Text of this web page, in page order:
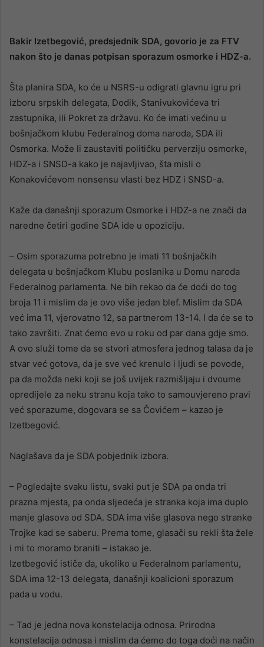
Bakir Izetbegović, predsjednik SDA, govorio je za FTV
nakon što je danas potpisan sporazum osmorke i HDZ-a.
Šta planira SDA, ko će u NSRS-u odigrati glavnu igru pri
izboru srpskih delegata, Dodik, Stanivukovićeva tri
zastupnika, ili Pokret za državu. Ko će imati većinu u
bošnjačkom klubu Federalnog doma naroda, SDA ili
Osmorka. Može li zaustaviti političku perverziju osmorke,
HDZ-a i SNSD-a kako je najavljivao, šta misli o
Konakovićevom nonsensu vlasti bez HDZ i SNSD-a.
Kaže da današnji sporazum Osmorke i HDZ-a ne znači da
naredne četiri godine SDA ide u opoziciju.
– Osim sporazuma potrebno je imati 11 bošnjačkih
delegata u bošnjačkom Klubu poslanika u Domu naroda
Federalnog parlamenta. Ne bih rekao da će doći do tog
broja 11 i mislim da je ovo više jedan blef. Mislim da SDA
već ima 11, vjerovatno 12, sa partnerom 13-14. I da će se to
tako završiti. Znat ćemo evo u roku od par dana gdje smo.
A ovo služi tome da se stvori atmosfera jednog talasa da je
stvar već gotova, da je sve već krenulo i ljudi se povode,
pa da možda neki koji se još uvijek razmišljaju i dvoume
opredijele za neku stranu koja tako to samouvjereno pravi
već sporazume, dogovara se sa Čovićem – kazao je
Izetbegović.
Naglašava da je SDA pobjednik izbora.
– Pogledajte svaku listu, svaki put je SDA pa onda tri
prazna mjesta, pa onda sljedeća je stranka koja ima duplo
manje glasova od SDA. SDA ima više glasova nego stranke
Trojke kad se saberu. Prema tome, glasači su rekli šta žele
i mi to moramo braniti – istakao je.
Izetbegović ističe da, ukoliko u Federalnom parlamentu,
SDA ima 12-13 delegata, današnji koalicioni sporazum
pada u vodu.
– Tad je jedna nova konstelacija odnosa. Prirodna
konstelacija odnosa i mislim da ćemo do toga doći na način